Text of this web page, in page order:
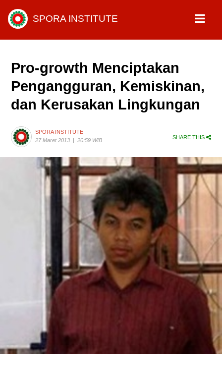
SPORA INSTITUTE
Pro-growth Menciptakan
Pengangguran, Kemiskinan,
dan Kerusakan Lingkungan
SPORA INSTITUTE
27 Maret 2013 | 20:59 WIB SHARE THIS